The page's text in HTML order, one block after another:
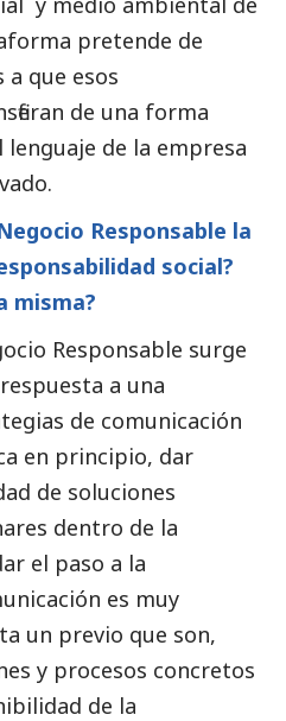
pretende de
que esos
de una forma
de la empresa
Responsable la
social?
misma?
Responsable surge
a una
de comunicación
en principio, dar
de soluciones
dentro de la
el paso a la
es muy
un previo que son,
y procesos concretos
de la